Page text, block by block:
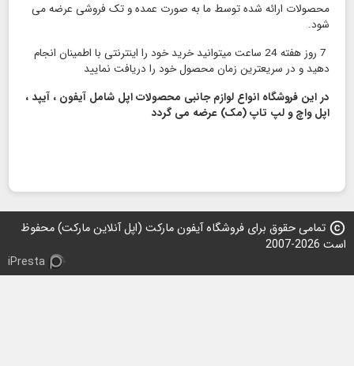
محصولات ارائه شده توسط ما به صورت عمده و تک فروشی عرضه می
شود.
7 روز هفته 24 ساعت میتوانید خرید خود را اینترنتی با اطمینان انجام
دهید و در سریعترین زمان محصول خود را دریافت نمایید
در این فروشگاه انواع لوازم جانبی محصولات اپل شامل آیفون ، آیپد ،
اپل واچ و لپ تاپ (مک) عرضه می گردد
copyright تمامی حقوق برای فروشگاه آیفون مارکت (اپل آنلاین مارکت) محفوظ
است 2026-2007
iPresta